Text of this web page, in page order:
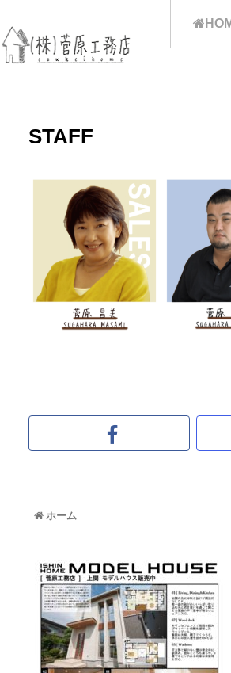
STAFF
ホーム